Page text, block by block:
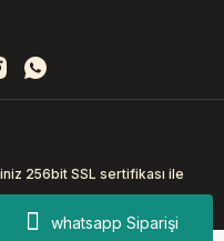
whatsapp Siparişi
256bit SSL sertifikası ile